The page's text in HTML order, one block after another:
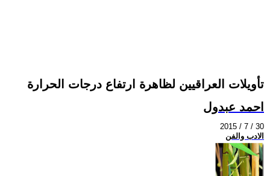
تأويلات العراقيين لظاهرة ارتفاع درجات الحرارة
احمد عبدول
2015 / 7 / 30
الادب والفن